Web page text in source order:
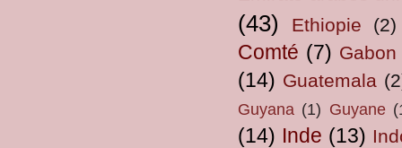
(43) Ethiopie (2)
Comté (7) Gabon
(14) Guatemala
Guyana (1) Guyane
(14) Inde (13)